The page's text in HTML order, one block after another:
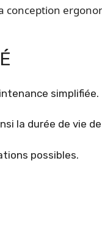
conception
simplifiée.
la durée de vie de
possibles.